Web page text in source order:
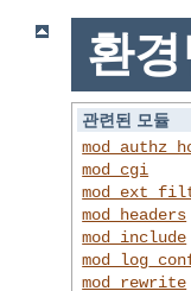
환
관련된 모듈
mod_cgi
mod_headers
mod_include
mod_rewrite